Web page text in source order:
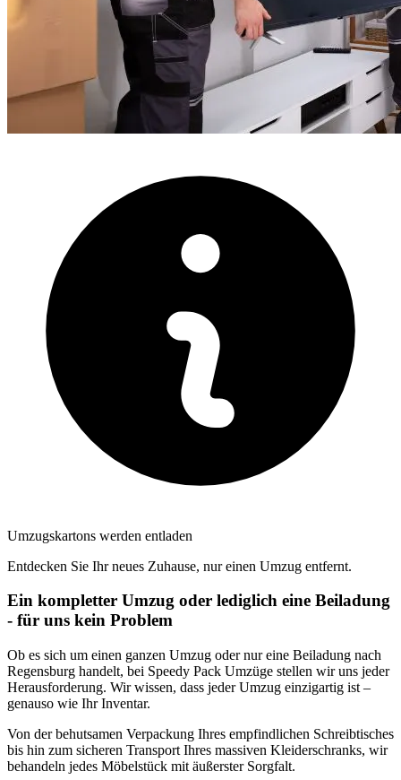
Umzugskartons werden entladen
Entdecken Sie Ihr neues Zuhause, nur einen Umzug entfernt.
Ein kompletter Umzug oder lediglich eine Beiladung
- für uns kein Problem
Ob es sich um einen ganzen Umzug oder nur eine Beiladung nach
Regensburg handelt, bei Speedy Pack Umzüge stellen wir uns jeder
Herausforderung. Wir wissen, dass jeder Umzug einzigartig ist –
genauso wie Ihr Inventar.
Von der behutsamen Verpackung Ihres empfindlichen Schreibtisches
bis hin zum sicheren Transport Ihres massiven Kleiderschranks, wir
behandeln jedes Möbelstück mit äußerster Sorgfalt.